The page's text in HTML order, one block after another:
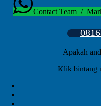
Contact Team /
Apakah
Klik bintang